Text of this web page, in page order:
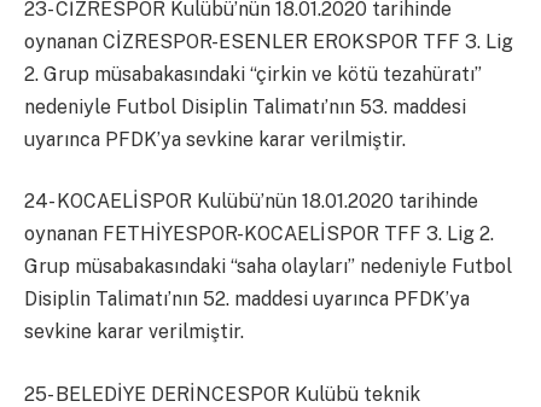
23- CİZRESPOR Kulübü’nün 18.01.2020 tarihinde
oynanan CİZRESPOR-ESENLER EROKSPOR TFF 3. Lig
2. Grup müsabakasındaki “çirkin ve kötü tezahüratı”
nedeniyle Futbol Disiplin Talimatı’nın 53. maddesi
uyarınca PFDK’ya sevkine karar verilmiştir.
24- KOCAELİSPOR Kulübü’nün 18.01.2020 tarihinde
oynanan FETHİYESPOR-KOCAELİSPOR TFF 3. Lig 2.
Grup müsabakasındaki “saha olayları” nedeniyle Futbol
Disiplin Talimatı’nın 52. maddesi uyarınca PFDK’ya
sevkine karar verilmiştir.
25- BELEDİYE DERİNCESPOR Kulübü teknik